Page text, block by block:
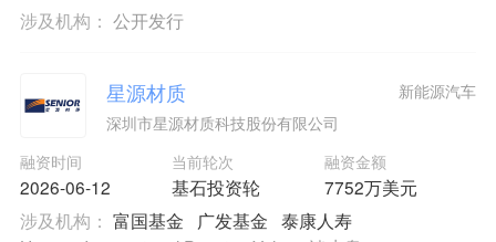
涉及机构： 公开发行
星源材质
深圳市星源材质科技股份有限公司
融资时间
2026-06-12
当前轮次
基石投资轮
融资金额
7752万美元
新能源汽车
涉及机构： 富国基金 广发基金 泰康人寿